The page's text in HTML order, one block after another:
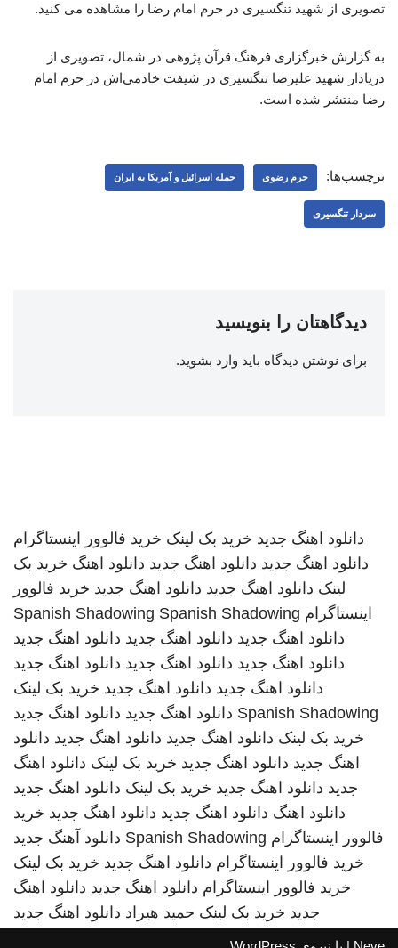
تصویری از شهید تنگسیری در حرم امام رضا را مشاهده می کنید.
به گزارش خبرگزاری فرهنگ قرآن پژوهی در شمال، تصویری از
دریادار شهید علیرضا تنگسیری در شیفت خادمی‌اش در حرم امام
رضا منتشر شده است.
برچسب‌ها: حرم رضوی حمله اسرائیل و آمریکا به ایران
سردار تنگسیری
دیدگاهتان را بنویسید
برای نوشتن دیدگاه باید وارد بشوید.
دانلود اهنگ جدید خرید بک لینک خرید فالوور اینستاگرام
دانلود اهنگ جدید دانلود اهنگ جدید دانلود اهنگ خرید بک
لینک دانلود اهنگ جدید دانلود اهنگ جدید خرید فالوور
اینستاگرام
Spanish Shadowing Spanish Shadowing
دانلود اهنگ جدید دانلود اهنگ جدید دانلود اهنگ جدید
دانلود اهنگ جدید دانلود اهنگ جدید دانلود اهنگ جدید
دانلود اهنگ جدید دانلود اهنگ جدید خرید بک لینک
Spanish Shadowing دانلود اهنگ جدید دانلود اهنگ جدید
خرید بک لینک دانلود اهنگ جدید دانلود اهنگ جدید دانلود
اهنگ جدید دانلود اهنگ جدید خرید بک لینک دانلود اهنگ
جدید دانلود اهنگ جدید خرید بک لینک دانلود اهنگ جدید
دانلود اهنگ دانلود اهنگ جدید دانلود اهنگ جدید خرید
فالوور اینستاگرام Spanish Shadowing دانلود آهنگ جدید
خرید فالوور اینستاگرام دانلود اهنگ جدید خرید بک لینک
خرید فالوور اینستاگرام دانلود اهنگ جدید دانلود اهنگ
جدید خرید بک لینک حمید هیراد دانلود اهنگ جدید